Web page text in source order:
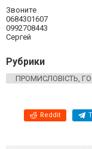
Звоните
0684301607
0992708443
Сергей
Рубрики
ПРОМИСЛОВІСТЬ,
Reddit